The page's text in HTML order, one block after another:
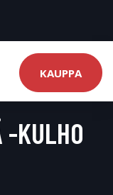
KAUPPA
KULHO